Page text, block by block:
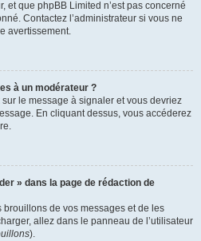
et que phpBB Limited n’est pas concerné
Contactez l’administrateur si vous ne
avertissement.
à un modérateur ?
sur le message à signaler et vous devriez
En cliquant dessus, vous accéderez
» dans la page de rédaction de
brouillons de vos messages et de les
allez dans le panneau de l’utilisateur
).